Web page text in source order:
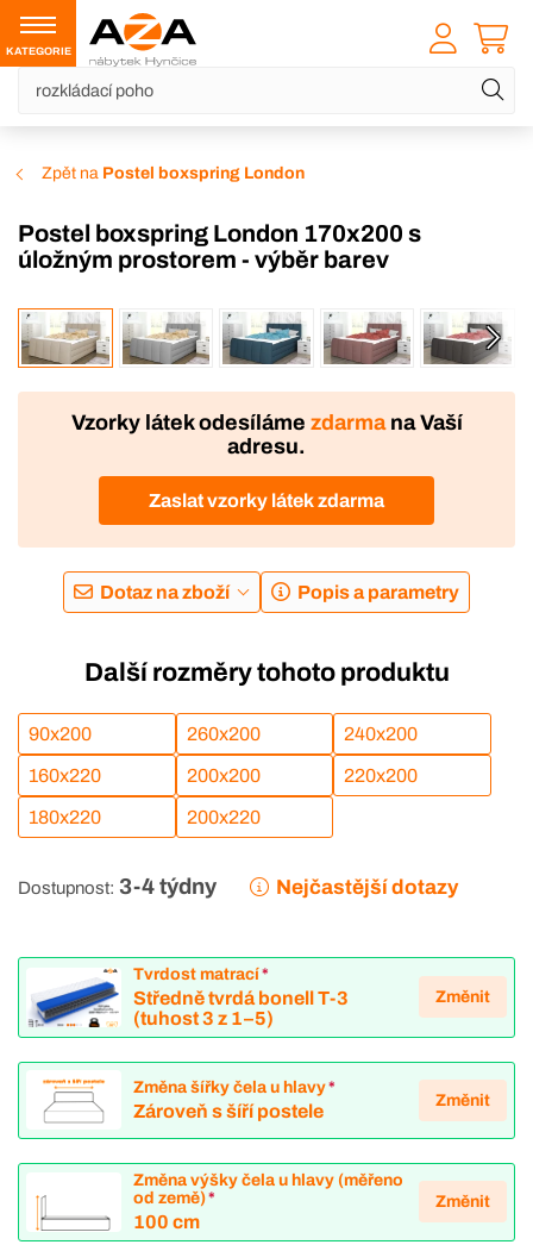
KATEGORIE
Zpět na Postel boxspring London
Postel boxspring London 170x200 s
úložným prostorem - výběr barev
VÝROBA
DOPRAVA ZDARMA
Vzorky látek odesíláme zdarmana Vaší
adresu.
Zaslat vzorky látek zdarma
Dotaz na zboží Popis a parametry
Další rozměry tohoto produktu
90x200 260x200 240x200
160x220 200x200 220x200
180x220 200x220
Dostupnost: 3-4 týdny Nejčastější dotazy
Tvrdost matrací*
Středně tvrdá bonell T-3
(tuhost 3 z 1–5)
Změnit
Změna šířky čela u hlavy*
Zároveň s šíří postele
Změnit
Změna výšky čela u hlavy (měřeno
od země)*
100 cm
Změnit